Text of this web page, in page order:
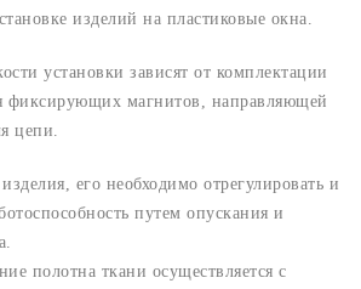
изделий на пластиковые окна.
установки зависят от комплектации
фиксирующих магнитов, направляющей
цепи.
его необходимо отрегулировать и
путем опускания и
полотна ткани осуществляется с